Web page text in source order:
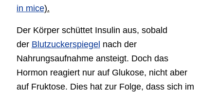
in mice).
Der Körper schüttet Insulin aus, sobald
der Blutzuckerspiegel nach der
Nahrungsaufnahme ansteigt. Doch das
Hormon reagiert nur auf Glukose, nicht aber
auf Fruktose. Dies hat zur Folge, dass sich im